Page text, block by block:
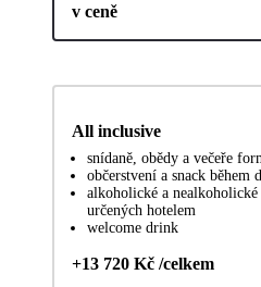
v ceně
All inclusive
snídaně, obědy a večeře
občerstvení a snack během
alkoholické a nealkoholické
určených hotelem
welcome drink
+13 720 Kč /celkem